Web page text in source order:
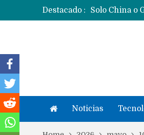
Destacado :
Noticias